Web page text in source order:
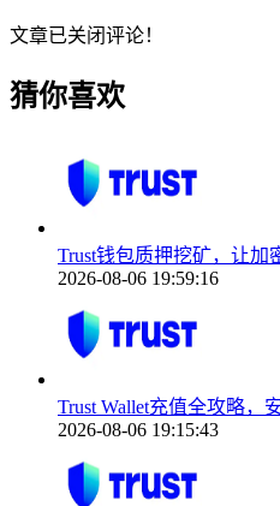
文章已关闭评论！
猜你喜欢
Trust钱包质押挖矿，让加
2026-08-06 19:59:16
Trust Wallet充值全攻略，
2026-08-06 19:15:43